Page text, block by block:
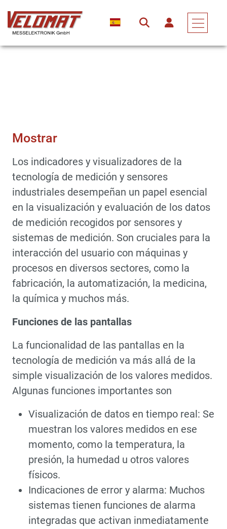
Mostrar
Los indicadores y visualizadores de la
tecnología de medición y sensores
industriales desempeñan un papel esencial
en la visualización y evaluación de los datos
de medición recogidos por sensores y
sistemas de medición. Son cruciales para la
interacción del usuario con máquinas y
procesos en diversos sectores, como la
fabricación, la automatización, la medicina,
la química y muchos más.
Funciones de las pantallas
La funcionalidad de las pantallas en la
tecnología de medición va más allá de la
simple visualización de los valores medidos.
Algunas funciones importantes son
Visualización de datos en tiempo real: Se
muestran los valores medidos en ese
momento, como la temperatura, la
presión, la humedad u otros valores
físicos.
Indicaciones de error y alarma: Muchos
sistemas tienen funciones de alarma
integradas que activan inmediatamente